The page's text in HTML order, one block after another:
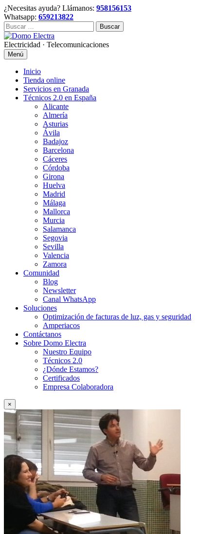
Skip
to
content
¿Necesitas ayuda? Llámanos: 958156153
Whatsapp: 659213822
Buscar:
Electricidad · Telecomunicaciones
Menú
Inicio
Tienda online
Servicios en Granada
Técnicos 2.0 en España
Alicante
Almería
Asturias
Ávila
Badajoz
Barcelona
Cáceres
Córdoba
Girona
Huelva
Madrid
Málaga
Mallorca
Murcia
Salamanca
Segovia
Sevilla
Valencia
Zamora
Comunidad
Blog
Newsletter
Canal WhatsApp
Soluciones
Optimización de facturas de luz, gas y seguridad
Amperiacos
Contáctanos
Sobre Domo Electra
Nuestro Equipo
Técnicos 2.0
¿Dónde Estamos?
Certificados
Empresa Colaboradora
×